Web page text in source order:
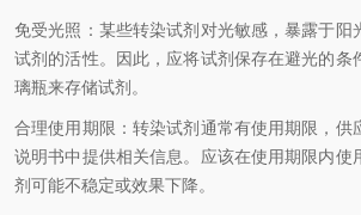
免受光照：某些转染试剂对光敏感，暴露于阳
试剂的活性。因此，应将试剂保存在避光的条
璃瓶来存储试剂。
合理使用期限：转染试剂通常有使用期限，供
说明书中提供相关信息。应该在使用期限内使
剂可能不稳定或效果下降。